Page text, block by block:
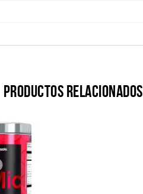
Productos relacionados